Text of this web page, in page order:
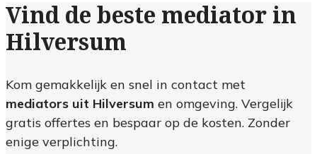
Vind de beste mediator in
Hilversum
Kom gemakkelijk en snel in contact met
mediators uit Hilversum en omgeving. Vergelijk
gratis offertes en bespaar op de kosten. Zonder
enige verplichting.